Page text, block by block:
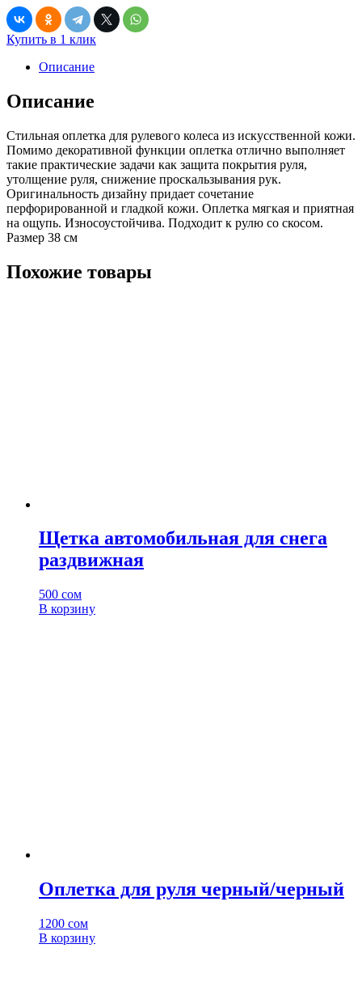
Купить в 1 клик
Описание
Описание
Стильная оплетка для рулевого колеса из искусственной кожи.
Помимо декоративной функции оплетка отлично выполняет
такие практические задачи как защита покрытия руля,
утолщение руля, снижение проскальзывания рук.
Оригинальность дизайну придает сочетание
перфорированной и гладкой кожи. Оплетка мягкая и приятная
на ощупь. Износоустойчива. Подходит к рулю со скосом.
Размер 38 см
Похожие товары
Щетка автомобильная для снега
раздвижная
500 сом
В корзину
Оплетка для руля черный/черный
1200 сом
В корзину